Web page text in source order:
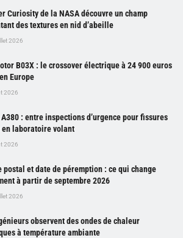
Curiosity de la NASA découvre un champ
des textures en nid d’abeille
2026
B03X : le crossover électrique à 24 900 euros
Europe
2026
: entre inspections d’urgence pour fissures
en laboratoire volant
2026
postal et date de péremption : ce qui change
à partir de septembre 2026
2026
observent des ondes de chaleur
à température ambiante